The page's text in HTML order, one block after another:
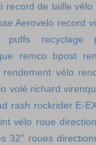
record de taille vélo
Aerovelo record
puffs
recyclage
remco bpost
rendement vélo
volé richard
rash rockrider E-
vélo roue
32" roues